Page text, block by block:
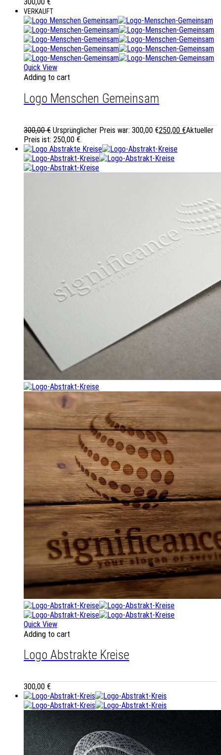
VERKAUFT
Quick View
Adding to cart
Logo Menschen Gemeinsam
300,00€ Ursprünglicher Preis war: 300,00 €250,00 €Aktueller
Preis ist: 250,00 €.
Quick View
Adding to cart
Logo Abstrakte Kreise
300,00 €